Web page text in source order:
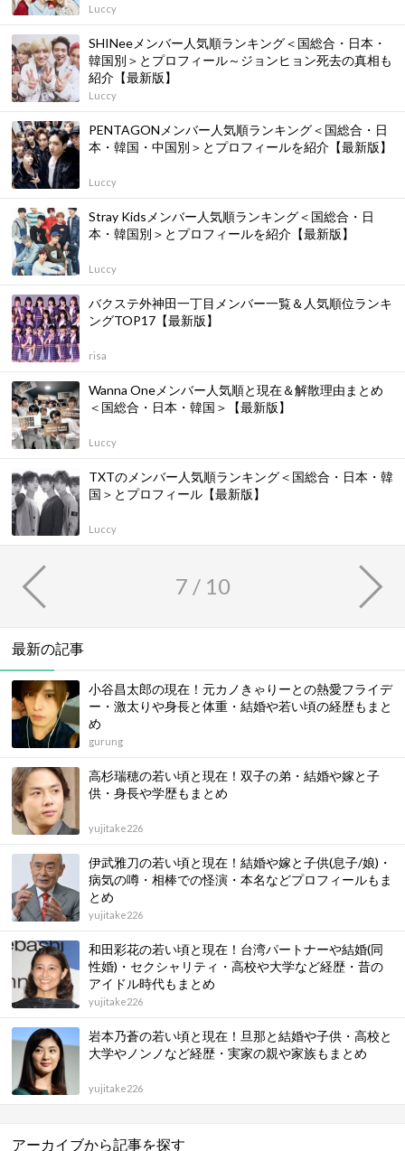
Luccy
SHINeeメンバー人気順ランキング＜国総合・日本・
韓国別＞とプロフィール～ジョンヒョン死去の真相も
紹介【最新版】
Luccy
PENTAGONメンバー人気順ランキング＜国総合・日
本・韓国・中国別＞とプロフィールを紹介【最新版】
Luccy
Stray Kidsメンバー人気順ランキング＜国総合・日
本・韓国別＞とプロフィールを紹介【最新版】
Luccy
バクステ外神田一丁目メンバー一覧＆人気順位ランキ
ングTOP17【最新版】
risa
Wanna Oneメンバー人気順と現在＆解散理由まとめ
＜国総合・日本・韓国＞【最新版】
Luccy
TXTのメンバー人気順ランキング＜国総合・日本・韓
国＞とプロフィール【最新版】
Luccy
7 / 10
最新の記事
小谷昌太郎の現在！元カノきゃりーとの熱愛フライデ
ー・激太りや身長と体重・結婚や若い頃の経歴もまと
め
gurung
高杉瑞穂の若い頃と現在！双子の弟・結婚や嫁と子
供・身長や学歴もまとめ
yujitake226
伊武雅刀の若い頃と現在！結婚や嫁と子供(息子/娘)・
病気の噂・相棒での怪演・本名などプロフィールもま
とめ
yujitake226
和田彩花の若い頃と現在！台湾パートナーや結婚(同
性婚)・セクシャリティ・高校や大学など経歴・昔の
アイドル時代もまとめ
yujitake226
岩本乃蒼の若い頃と現在！旦那と結婚や子供・高校と
大学やノンノなど経歴・実家の親や家族もまとめ
yujitake226
アーカイブから記事を探す